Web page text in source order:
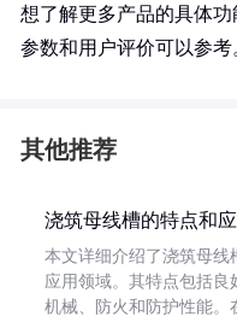
想了解更多产品的具体
参数和用户评价可以参考
其他推荐
浇筑母线槽的特点和
本文详细介绍了浇筑母线
应用领域。其特点包括良
机械、防火和防护性能。